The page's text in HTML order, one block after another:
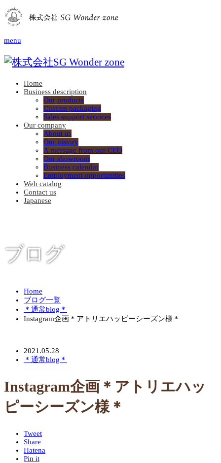
menu
Home
Business description
Our products
Custom packaging
Sales support services
Our company
About us
Our history
A message from our CEO
Our showroom
Business calendar
Employment opportunities
Web catalog
Contact us
Japanese
ブログ
Home
ブログ一覧
＊通常blog＊
Instagram企画＊アトリエハッピーシーズン様＊
2021.05.28
＊通常blog＊
Instagram企画＊アトリエハッ
ピーシーズン様＊
Tweet
Share
Hatena
Pin it